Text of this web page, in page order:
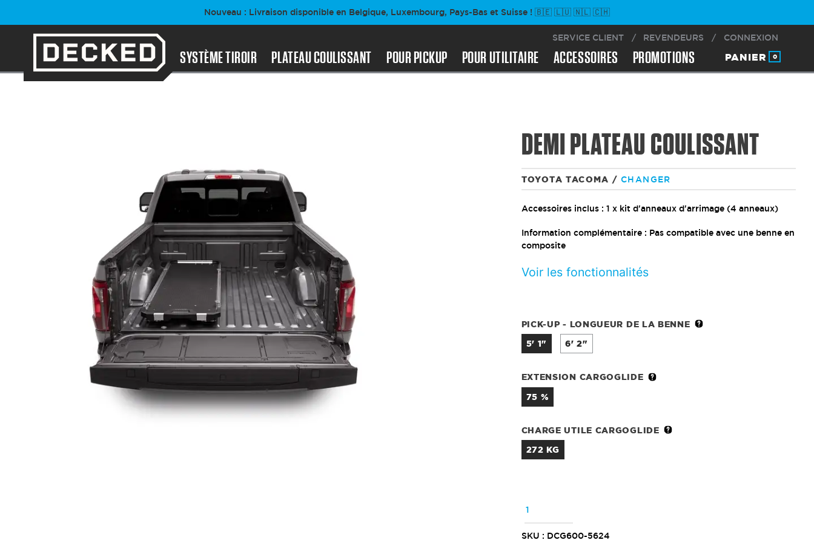
contenu
Nouveau : Livraison disponible en Belgique, Luxembourg, Pays-Bas et Suisse ! 🇧🇪 🇱🇺 🇳🇱 🇨🇭
SERVICE CLIENT / REVENDEURS / CONNEXION
SYSTÈME TIROIR PLATEAU COULISSANT POUR PICKUP POUR UTILITAIRE ACCESSOIRES PROMOTIONS PANIER 0
DEMI PLATEAU COULISSANT
TOYOTA TACOMA / CHANGER
Accessoires inclus : 1 x kit d'anneaux d'arrimage (4 anneaux)
Information complémentaire : Pas compatible avec une benne en
composite
Voir les fonctionnalités
PICK-UP - LONGUEUR DE LA BENNE
5' 1"
6' 2"
EXTENSION CARGOGLIDE
75 %
CHARGE UTILE CARGOGLIDE
272 KG
SKU : DCG600-5624